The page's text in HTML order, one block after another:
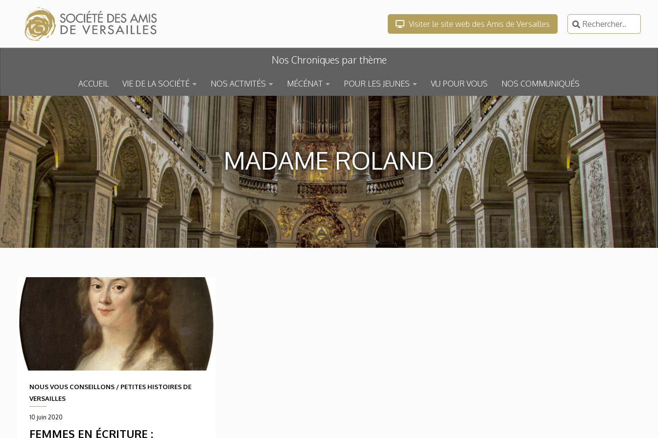
Skip to content
Visiter le site web des Amis de Versailles
Rechercher :
Nos Chroniques par thème
ACCUEIL VIE DE LA SOCIÉTÉ NOS ACTIVITÉS MÉCÉNAT POUR LES JEUNES VU POUR VOUS NOS COMMUNIQUÉS
MADAME ROLAND
NOUS VOUS CONSEILLONS / PETITES HISTOIRES DE
VERSAILLES
10 juin 2020
FEMMES EN ÉCRITURE :